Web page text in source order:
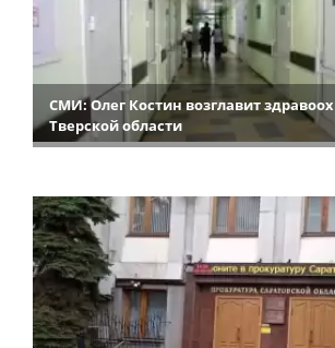
СМИ: Олег Костин возглавит
Тверской области